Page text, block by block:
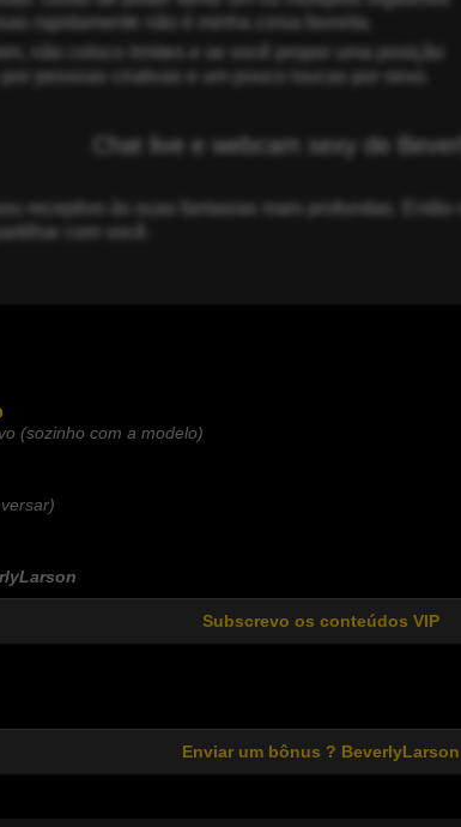
rapidamente não é minha coisa favorita.
não coloco limites e se você propor uma posição
pessoas criativas e um pouco loucas por sexo.
Chat live e webcam sexy de
receptivo às suas fantasias mais profundas.
com você.
(sozinho com a modelo)
Subscrevo os conteúdos VIP
Enviar um bônus ? BeverlyLarson